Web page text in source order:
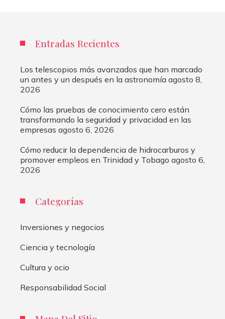
Entradas Recientes
Los telescopios más avanzados que han marcado
un antes y un después en la astronomía agosto 8,
2026
Cómo las pruebas de conocimiento cero están
transformando la seguridad y privacidad en las
empresas agosto 6, 2026
Cómo reducir la dependencia de hidrocarburos y
promover empleos en Trinidad y Tobago agosto 6,
2026
Categorías
Inversiones y negocios
Ciencia y tecnología
Cultura y ocio
Responsabilidad Social